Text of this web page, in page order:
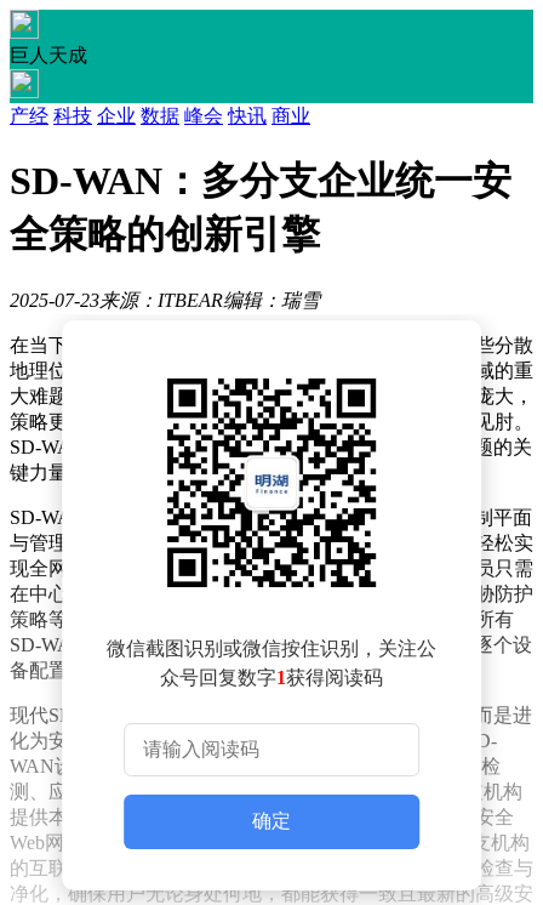
巨人天成
产经 科技 企业 数据 峰会 快讯 商业
SD-WAN：多分支企业统一安
全策略的创新引擎
2025-07-23来源：ITBEAR编辑：瑞雪
在当下这个企业分支机构遍布各地的时代，如何确保这些分散
地理位置间的网络安全策略一致性，成为了网络管理领域的重
大难题。传统基于硬件防火墙与专线的架构，不仅成本庞大，
策略更新效率低下，面对日益复杂的网络威胁更是捉襟见肘。
SD-WAN，凭借其智能化架构，正逐步成为解决这一难题的关
键力量。
SD-WAN究竟如何打破统一安全的困境？其关键在于控制平面
与管理平面的分离。企业借助云端集中管理平台，可以轻松实
现全网网络与安全策略的统一配置、下发及监控。管理员只需
在中心平台一次性设定访问控制规则、应用优先级、威胁防护
策略等，系统便能迅速、准确地将这些策略推送至全网所有
SD-WAN边缘设备。这一变革，彻底摒弃了传统模式下逐个设
备配置的繁琐流程，确保了策略的全网一致性执行。
现代SD-WAN解决方案已不再局限于简单的连接优化，而是进
化为安全驱动的网络平台，为SASE架构奠定了基础。SD-
WAN设备内置下一代防火墙（NGFW）功能，包括状态检
测、应用识别与控制、入侵防御（IPS）等，为每个分支机构
提供本地化的安全防护。同时，通过云端安全服务，如安全
Web网关、云访问安全代理、高级威胁防护等，所有分支机构
的互联网流量均可被引导至最近的云安全中心进行统一检查与
净化，确保用户无论身处何地，都能获得一致且最新的高级安
微信截图识别或微信按住识别，关注公
众号回复数字1获得阅读码
确定